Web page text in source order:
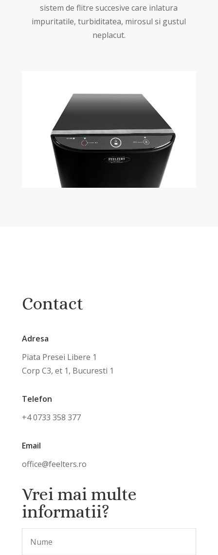
sistem de flitre succesive care inlatura
impuritatile, turbiditatea, mirosul si gustul
neplacut.
Contact
Adresa
Piata Presei Libere 1
Corp C3, et 1, Bucuresti 1
Telefon
+4 0733 358 377
Email
office@feelters.ro
Vrei mai multe
informatii?